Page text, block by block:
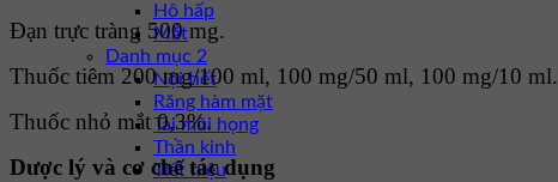
Hô hấp
Mắt
Danh mục 2
Nội tiết
Răng hàm mặt
Tai mũi họng
Thần kinh
Tiết niệu
Ðạn trực tràng 500 mg.
Thuốc tiêm 200 mg/100 ml, 100 mg/50 ml, 100 mg/10 ml.
Thuốc nhỏ mắt 0,3%.
Dược lý và cơ chế tác dụng